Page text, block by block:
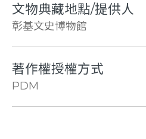
文物典藏地點/提供人
彰基文史博物館
著作權授權方式
PDM